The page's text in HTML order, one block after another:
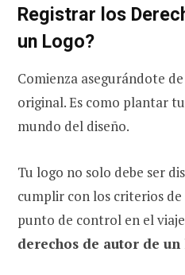
Registrar los
un Logo?
Comienza asegurándote
original. Es como plantar
mundo del diseño.
Tu logo no solo debe ser
cumplir con los criterios
punto de control en el
derechos de autor de